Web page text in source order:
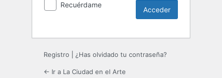
Recuérdame
Registro ¿Has olvidado tu contraseña?
← Ir a La Ciudad en el Arte